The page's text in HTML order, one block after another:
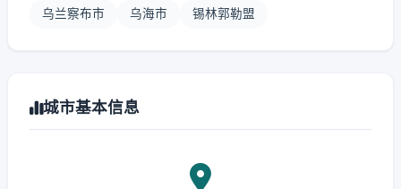
乌兰察布市 乌海市 锡林郭勒盟
城市基本信息